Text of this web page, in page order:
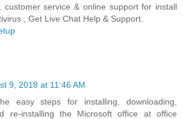
customer service & online support for install
, Get Live Chat Help & Support.
9, 2018 at 11:46 AM
easy steps for installing, downloading,
re-installing the Microsoft office at office